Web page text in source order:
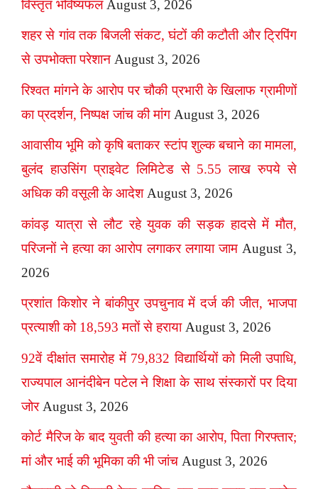
विस्तृत भविष्यफल August 3, 2026
शहर से गांव तक बिजली संकट, घंटों की कटौती और ट्रिपिंग
से उपभोक्ता परेशान August 3, 2026
रिश्वत मांगने के आरोप पर चौकी प्रभारी के खिलाफ ग्रामीणों
का प्रदर्शन, निष्पक्ष जांच की मांग August 3, 2026
आवासीय भूमि को कृषि बताकर स्टांप शुल्क बचाने का मामला,
बुलंद हाउसिंग प्राइवेट लिमिटेड से 5.55 लाख रुपये से
अधिक की वसूली के आदेश August 3, 2026
कांवड़ यात्रा से लौट रहे युवक की सड़क हादसे में मौत,
परिजनों ने हत्या का आरोप लगाकर लगाया जाम August 3,
2026
प्रशांत किशोर ने बांकीपुर उपचुनाव में दर्ज की जीत, भाजपा
प्रत्याशी को 18,593 मतों से हराया August 3, 2026
92वें दीक्षांत समारोह में 79,832 विद्यार्थियों को मिली उपाधि,
राज्यपाल आनंदीबेन पटेल ने शिक्षा के साथ संस्कारों पर दिया
जोर August 3, 2026
कोर्ट मैरिज के बाद युवती की हत्या का आरोप, पिता गिरफ्तार;
मां और भाई की भूमिका की भी जांच August 3, 2026